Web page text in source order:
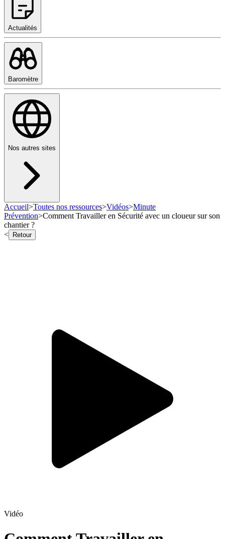
Actualités
Baromètre
Nos autres sites
Accueil>Toutes nos ressources>Vidéos>Minute
Prévention>Comment Travailler en Sécurité avec un cloueur sur son
chantier ?
<
Retour
Vidéo